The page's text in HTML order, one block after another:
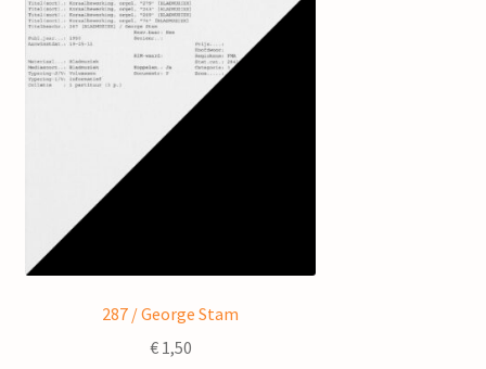
287 / George Stam
€1,50